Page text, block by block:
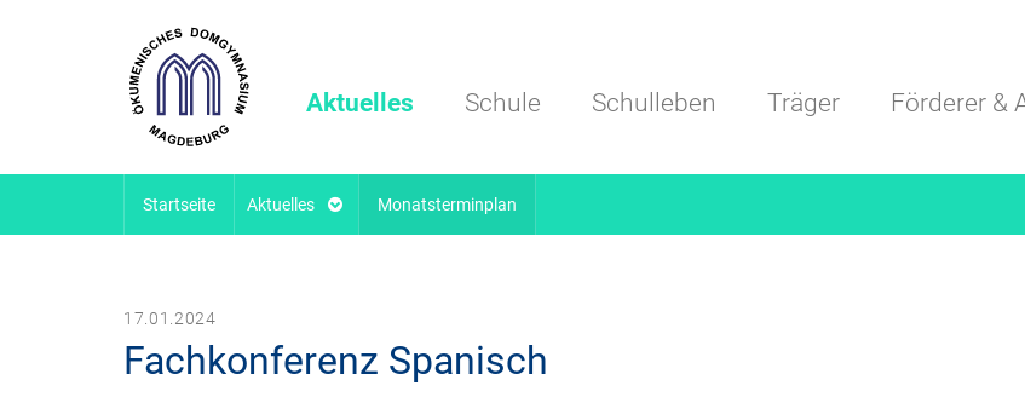
Aktuelles Schule Schulleben Träger Förderer &
Startseite Aktuelles Monatsterminplan
17.01.2024
Fachkonferenz Spanisch